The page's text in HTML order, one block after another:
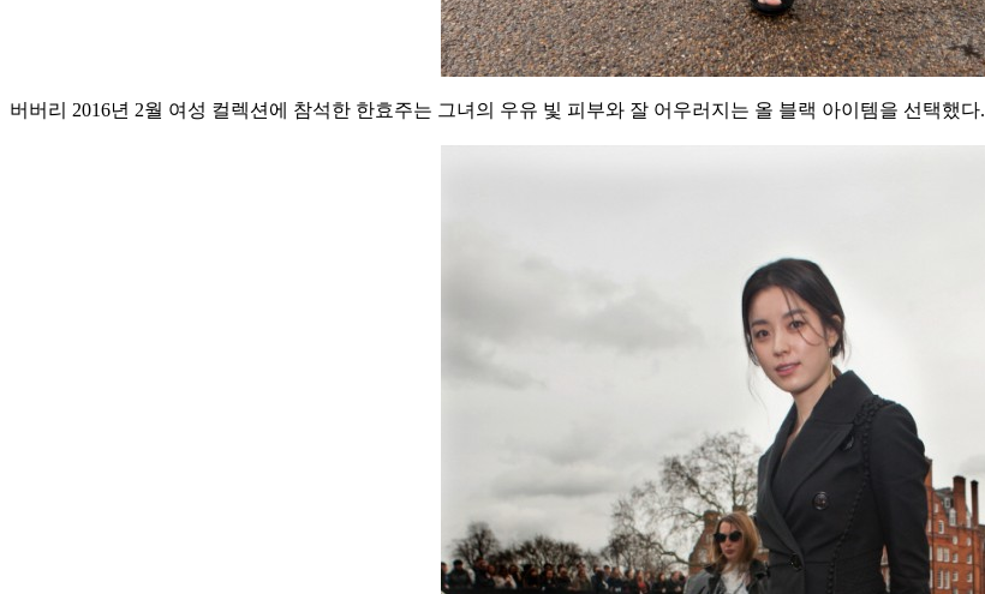
버버리 2016년 2월 여성 컬렉션에 참석한 한효주는 그녀의 우유 빛 피부와 잘 어우러지는 올 블랙 아이템을 선택했다.